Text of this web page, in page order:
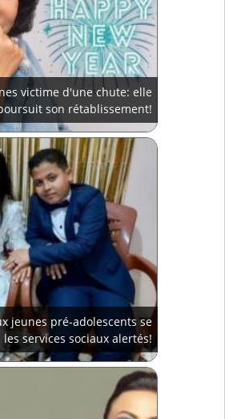
victime d'une chute: elle
son rétablissement!
jeunes pré-adolescents se
services sociaux alertés!